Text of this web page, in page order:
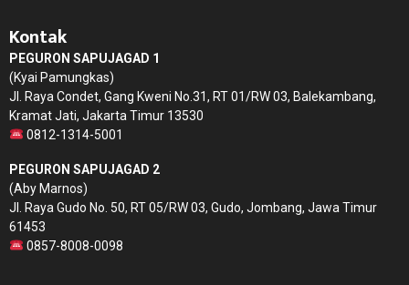
Kontak
PEGURON SAPUJAGAD 1
(Kyai Pamungkas)
Jl. Raya Condet, Gang Kweni No.31, RT 01/RW 03, Balekambang,
Kramat Jati, Jakarta Timur 13530
0812-1314-5001
PEGURON SAPUJAGAD 2
(Aby Marnos)
Jl. Raya Gudo No. 50, RT 05/RW 03, Gudo, Jombang, Jawa Timur
61453
0857-8008-0098